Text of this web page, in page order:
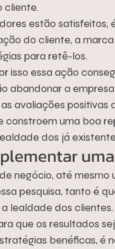
cliente.
estão
do cliente, a
para retê-los.
isso essa ação
abandonar a
avaliações
constroem uma boa
dos já
negócio, até mesmo
pesquisa, tanto é
lealdade dos clientes.
que os resultados
benéficas, é